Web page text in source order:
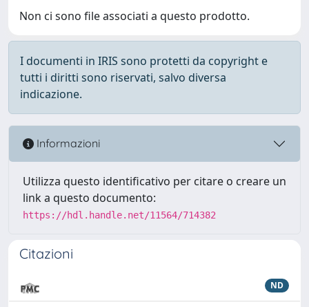
Non ci sono file associati a questo prodotto.
I documenti in IRIS sono protetti da copyright e
tutti i diritti sono riservati, salvo diversa
indicazione.
Informazioni
Utilizza questo identificativo per citare o creare un
link a questo documento:
https://hdl.handle.net/11564/714382
Citazioni
ND